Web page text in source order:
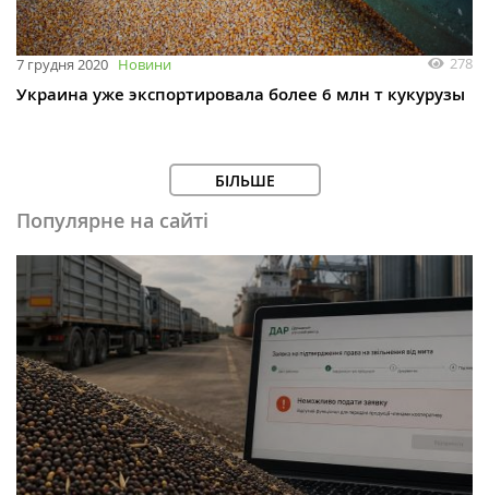
7 грудня 2020 Новини 278
Украина уже экспортировала более 6 млн т кукурузы
БІЛЬШЕ
Популярне на сайті